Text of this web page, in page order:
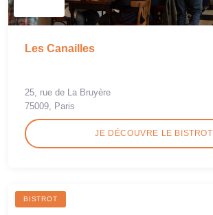
Les Canailles
25, rue de La Bruyère
75009, Paris
JE DÉCOUVRE LE BISTROT
BISTROT